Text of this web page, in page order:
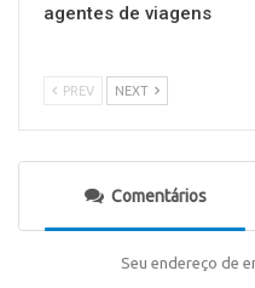
agentes de viagens
PREV NEXT
Comentários
Seu endereço de